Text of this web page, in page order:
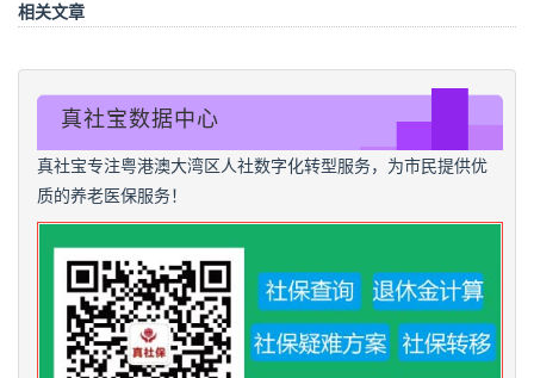
相关文章
真社宝数据中心
真社宝专注粤港澳大湾区人社数字化转型服务，为市民提供优
质的养老医保服务！